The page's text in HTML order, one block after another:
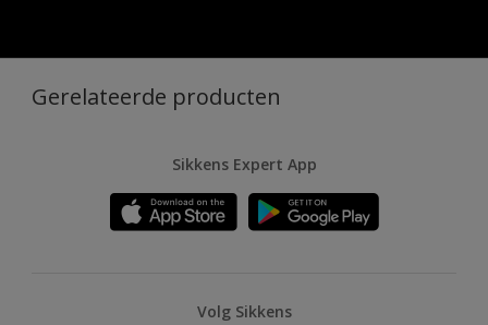
Gerelateerde producten
Sikkens Expert App
Volg Sikkens